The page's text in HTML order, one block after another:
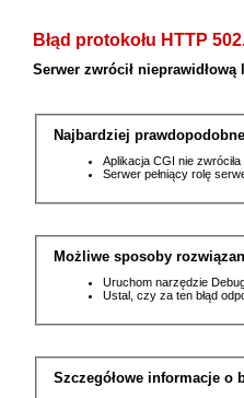
Błąd protokołu HTTP
Serwer zwrócił
Najbardziej
Aplikacja CGI nie zwróciła
Serwer pełniący rolę
Możliwe sposoby
Uruchom narzędzie
Ustal, czy za ten błąd
Szczegółowe informacje o